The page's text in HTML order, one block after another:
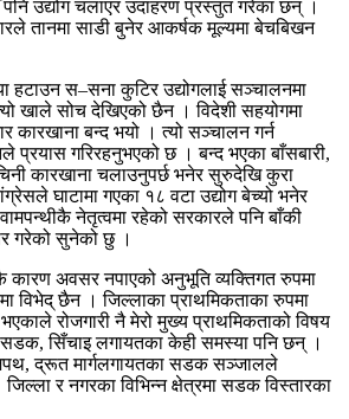
उद्योग चलाएर उदाहरण प्रस्तुत गरेका छन् ।
तानमा साडी बुनेर आकर्षक मूल्यमा बेचबिखन
हटाउन स–सना कुटिर उद्योगलाई सञ्चालनमा
खाले सोच देखिएको छैन । विदेशी सहयोगमा
बन्द भयो । त्यो सञ्चालन गर्न
प्रयास गरिरहनुभएको छ । बन्द भएका बाँसबारी,
कारखाना चलाउनुपर्छ भनेर सुरुदेखि कुरा
घाटामा गएका १८ वटा उद्योग बेच्यो भनेर
वामपन्थीकै नेतृत्वमा रहेको सरकारले पनि बाँकी
गरेको सुनेको छु ।
कारण अवसर नपाएको अनुभूति व्यक्तिगत रुपमा
विभेद् छैन । जिल्लाका प्राथमिकताका रुपमा
रोजगारी नै मेरो मुख्य प्राथमिकताको विषय
सिँचाइ लगायतका केही समस्या पनि छन् ।
द्रूत मार्गलगायतका सडक सञ्जालले
र नगरका विभिन्न क्षेत्रमा सडक विस्तारका